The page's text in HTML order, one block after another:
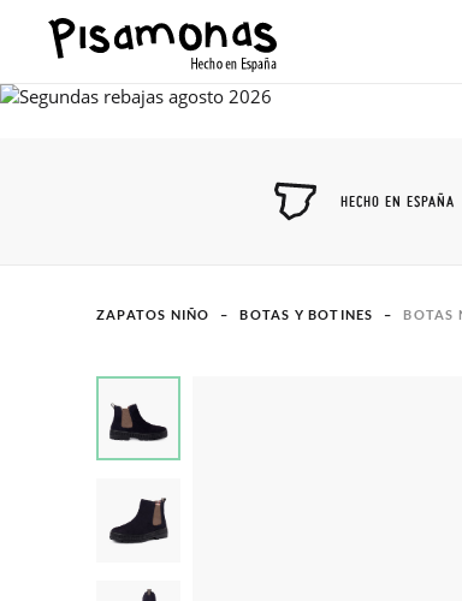
HECHO EN ESPAÑA
ZAPATOS NIÑO BOTAS Y BOTINES BOTAS